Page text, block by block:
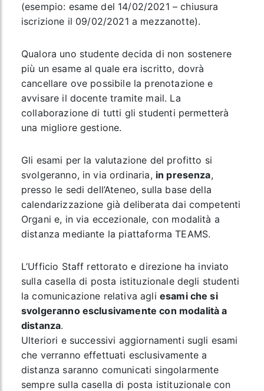
(esempio: esame del 14/02/2021 – chiusura
iscrizione il 09/02/2021 a mezzanotte).
Qualora uno studente decida di non sostenere
più un esame al quale era iscritto, dovrà
cancellare ove possibile la prenotazione e
avvisare il docente tramite mail. La
collaborazione di tutti gli studenti permetterà
una migliore gestione.
Gli esami per la valutazione del profitto si
svolgeranno, in via ordinaria, in presenza,
presso le sedi dell’Ateneo, sulla base della
calendarizzazione già deliberata dai competenti
Organi e, in via eccezionale, con modalità a
distanza mediante la piattaforma TEAMS.
L’Ufficio Staff rettorato e direzione ha inviato
sulla casella di posta istituzionale degli studenti
la comunicazione relativa agli esami che si
svolgeranno esclusivamente con modalità a
distanza.
Ulteriori e successivi aggiornamenti sugli esami
che verranno effettuati esclusivamente a
distanza saranno comunicati singolarmente
sempre sulla casella di posta istituzionale con